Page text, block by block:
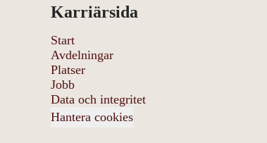
Karriärsida
Start
Avdelningar
Platser
Jobb
Data och integritet
Hantera cookies